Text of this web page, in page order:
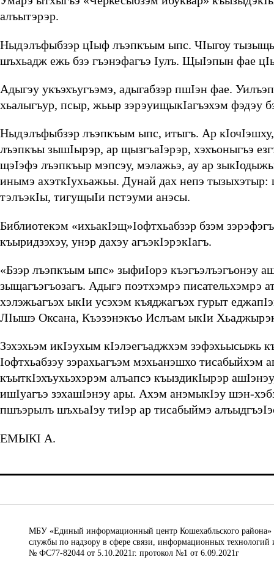
алъытэрэр.
Ныдэлъфыбзэр цIыф лъэпкъым ыпс. ЧIыгоу
шъхьадж ежь бзэ гъэнэфагъэ Iулъ. ЩыIэпын фае
Адыгэу укъэхъугъэмэ, адыгабзэр пшIэн фае.
хьалыгъур, псыр, жьыр зэрэуищыкIагъэхэм
Ныдэлъфыбзэр лъэпкъым ыпс, итыгъ. Ар
лъэпкъы зышIырэр, ар щызгъаIэрэр, хэхъоныгъэ
щэIэфэ лъэпкъыр мэпсэу, мэлажьэ, ау ар
инымэ ахэткIухьажьы. Дунай дах непэ
тэлъэкIы, тигущыIи пстэуми анэсы.
Библиотекэм «ихьакIэщ»Iофтхьабзэр бзэм
къыридзэхэу, унэр дахэу агъэкIэрэкIагъ.
«Бзэр лъэпкъым ыпс» зыфиIорэ къэгъэлъэгъонэу
зыщагъэгъозагъ. Адыгэ поэтхэмрэ писательхэмрэ
хэлэжьагъэх ыкIи усэхэм къяджагъэх гурыт
ЛIышэ Оксана, Къэзэнэкъо Ислъам ыкIи
Зэхэхьэм икIэухым кIэлэегъаджхэм
Iофтхьабзэу зэрахьагъэм мэхьанэшхо
къыткIэхъухьэхэрэм алъапсэ къыздикIырэр
ишIуагъэ зэхашIэнэу ары. Ахэм анэмыкIэу шэн-
пшъэрылъ шъхьаIэу тиIэр ар тисабыймэ
ЕМЫКI А.
МБУ «Единый информационный центр Кошехабльского района»
службы по надзору в сфере связи, информационных
№ ФС77-82044 от 5.10.2021г. протокол №1 от 6.09.2021г